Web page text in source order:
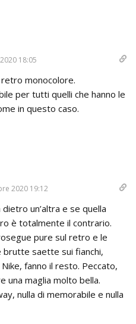
18:05
monocolore.
per tutti quelli che hanno le
in questo caso.
2020 19:12
un’altra e se quella
è totalmente il contrario.
pure sul retro e le
saette sui fianchi,
fanno il resto. Peccato,
una maglia molto bella.
nulla di memorabile e nulla